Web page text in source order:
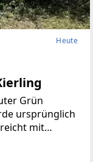
Heute
Grün
ursprünglich
mit
eine
4